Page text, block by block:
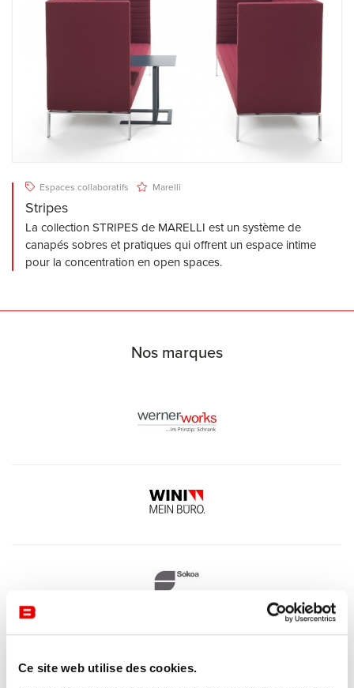
Ce site web utilise des cookies.
Espaces collaboratifs Marelli
Stripes
La collection STRIPES de MARELLI est un système de
canapés sobres et pratiques qui offrent un espace intime
pour la concentration en open spaces.
Nos marques